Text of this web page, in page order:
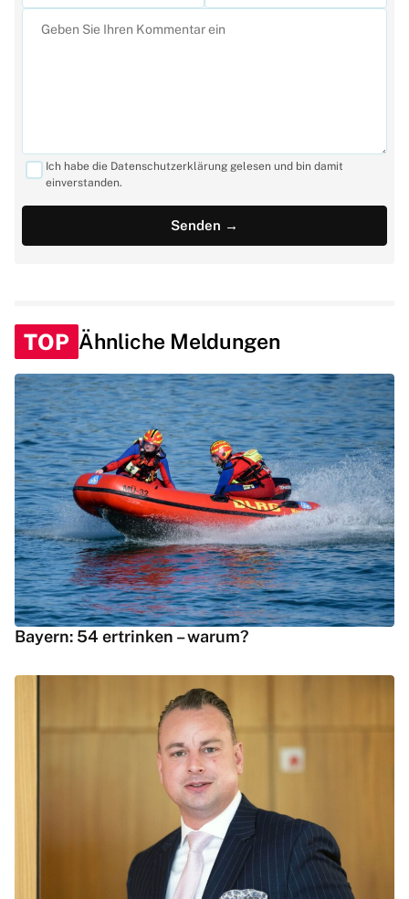
Ich habe die Datenschutzerklärung gelesen und bin damit
einverstanden.
TOP Ähnliche Meldungen
Bayern: 54 ertrinken – warum?